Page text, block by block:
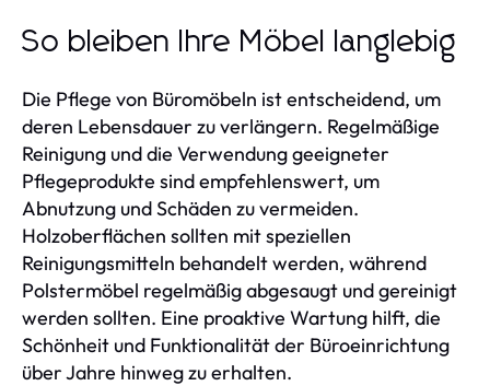
So bleiben Ihre Möbel langlebig
Die Pflege von Büromöbeln ist entscheidend, um
deren Lebensdauer zu verlängern. Regelmäßige
Reinigung und die Verwendung geeigneter
Pflegeprodukte sind empfehlenswert, um
Abnutzung und Schäden zu vermeiden.
Holzoberflächen sollten mit speziellen
Reinigungsmitteln behandelt werden, während
Polstermöbel regelmäßig abgesaugt und gereinigt
werden sollten. Eine proaktive Wartung hilft, die
Schönheit und Funktionalität der Büroeinrichtung
über Jahre hinweg zu erhalten.